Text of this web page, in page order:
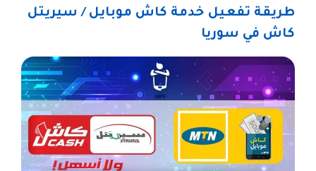
طريقة تفعيل خدمة كاش موبايل / سيريتل
كاش في سوريا